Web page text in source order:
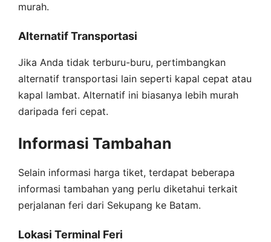
murah.
Alternatif Transportasi
Jika Anda tidak terburu-buru, pertimbangkan
alternatif transportasi lain seperti kapal cepat atau
kapal lambat. Alternatif ini biasanya lebih murah
daripada feri cepat.
Informasi Tambahan
Selain informasi harga tiket, terdapat beberapa
informasi tambahan yang perlu diketahui terkait
perjalanan feri dari Sekupang ke Batam.
Lokasi Terminal Feri